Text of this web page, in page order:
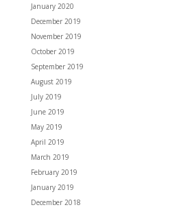
January 2020
December 2019
November 2019
October 2019
September 2019
August 2019
July 2019
June 2019
May 2019
April 2019
March 2019
February 2019
January 2019
December 2018